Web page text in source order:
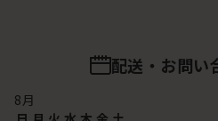
配送・お問い
8 月